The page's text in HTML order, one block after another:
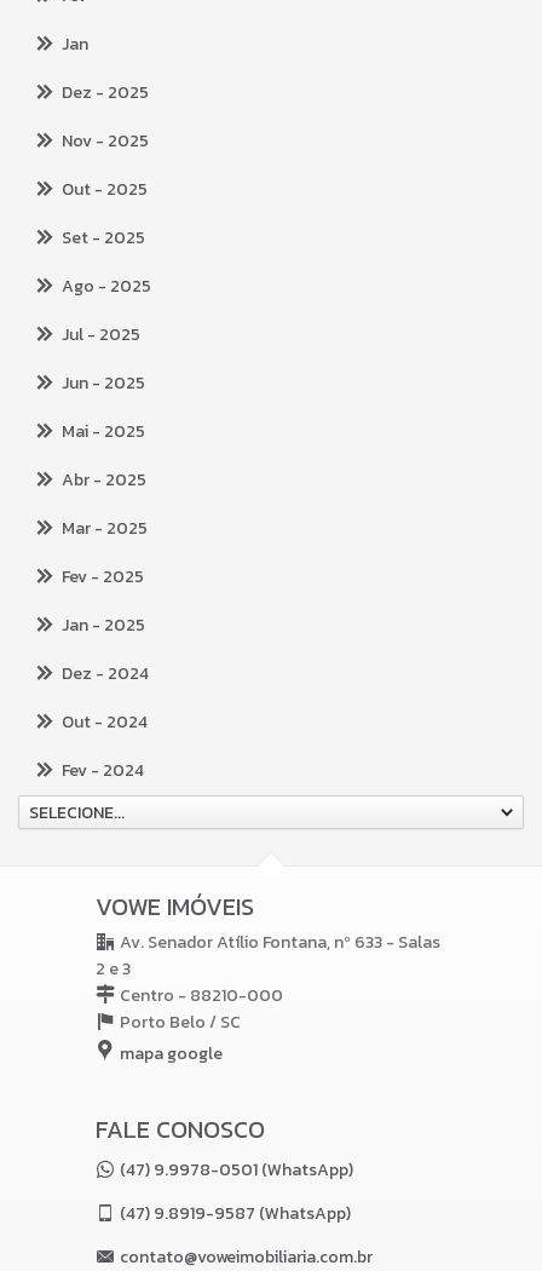
Jan
Dez - 2025
Nov- 2025
Out- 2025
Set- 2025
Ago - 2025
Jul- 2025
Jun- 2025
Mai- 2025
Abr- 2025
Mar- 2025
Fev- 2025
Jan- 2025
Dez - 2024
Out- 2024
Fev- 2024
SELECIONE...
VOWE IMÓVEIS
Av. Senador Atílio Fontana, nº 633 - Salas
2 e 3
Centro - 88210-000
Porto Belo /SC
mapa google
FALE CONOSCO
(47) 9.9978-0501 (WhatsApp)
(47)9.8919-9587 (WhatsApp)
contato@voweimobiliaria.com.br